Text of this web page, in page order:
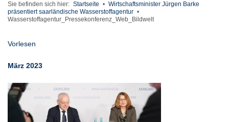
Sie befinden sich hier: Startseite • Wirtschaftsminister Jürgen Barke
präsentiert saarländische Wasserstoffagentur •
Wasserstoffagentur_Pressekonferenz_Web_Bildwelt
Vorlesen
März 2023